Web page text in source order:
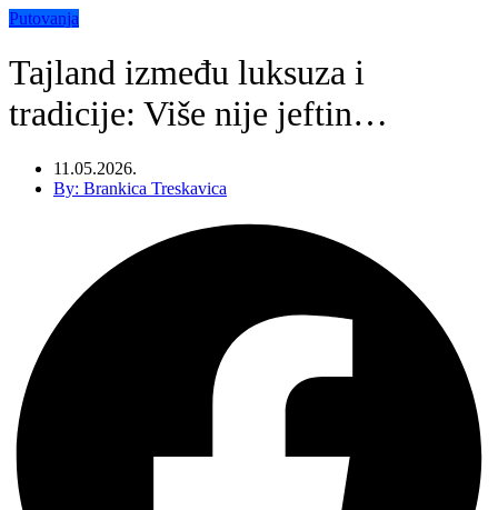
Putovanja
Tajland između luksuza i
tradicije: Više nije jeftin…
11.05.2026.
By: Brankica Treskavica